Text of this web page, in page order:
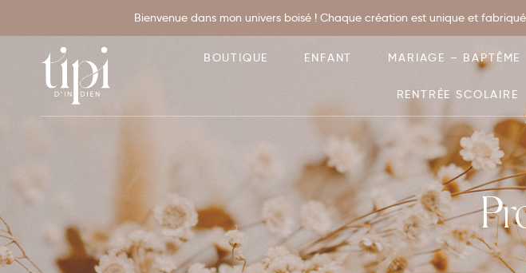
Bienvenue dans mon univers boisé ! Chaque création est unique et
BOUTIQUE ENFANT MARIAGE – BAPTÊME
RENTRÉE SCOLAIRE